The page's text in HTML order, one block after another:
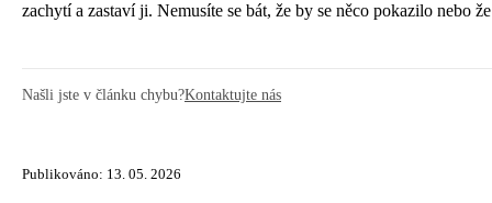
zachytí a zastaví ji. Nemusíte se bát, že by se něco pokazilo nebo
Našli jste v článku chybu?Kontaktujte nás
Publikováno: 13. 05. 2026